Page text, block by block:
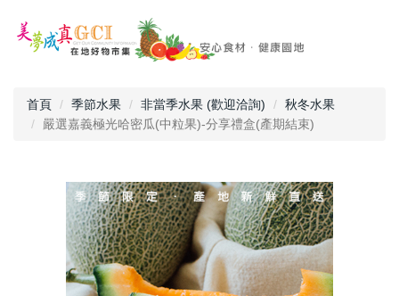
首頁 季節水果 非當季水果 (歡迎洽詢)
秋冬水果
嚴選嘉義極光哈密瓜(中粒果)-分享禮盒(產期結束)